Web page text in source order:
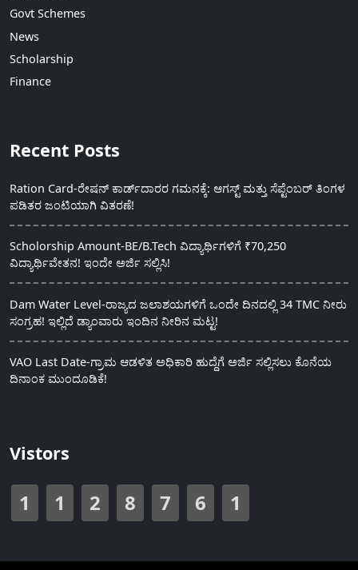
Govt Schemes
News
Scholarship
Finance
Recent Posts
Ration Card-ರೇಷನ್ ಕಾರ್ಡ್‍ದಾರರ ಗಮನಕ್ಕೆ: ಆಗಸ್ಟ್ ಮತ್ತು ಸೆಪ್ಟೆಂಬರ್ ತಿಂಗಳ
ಪಡಿತರ ಜಂಟಿಯಾಗಿ ವಿತರಣೆ!
Scholorship Amount-BE/B.Tech ವಿದ್ಯಾರ್ಥಿಗಳಿಗೆ ₹70,250
ವಿದ್ಯಾರ್ಥಿವೇತನ! ಇಂದೇ ಅರ್ಜಿ ಸಲ್ಲಿಸಿ!
Dam Water Level-ರಾಜ್ಯದ ಜಲಾಶಯಗಳಿಗೆ ಒಂದೇ ದಿನದಲ್ಲಿ 34 TMC ನೀರು
ಸಂಗ್ರಹ! ಇಲ್ಲಿದೆ ಡ್ಯಾಂವಾರು ಇಂದಿನ ನೀರಿನ ಮಟ್ಟ!
VAO Last Date-ಗ್ರಾಮ ಆಡಳಿತ ಅಧಿಕಾರಿ ಹುದ್ದೆಗೆ ಅರ್ಜಿ ಸಲ್ಲಿಸಲು ಕೊನೆಯ
ದಿನಾಂಕ ಮುಂದೂಡಿಕೆ!
Vistors
1 1 2 8 7 6 1